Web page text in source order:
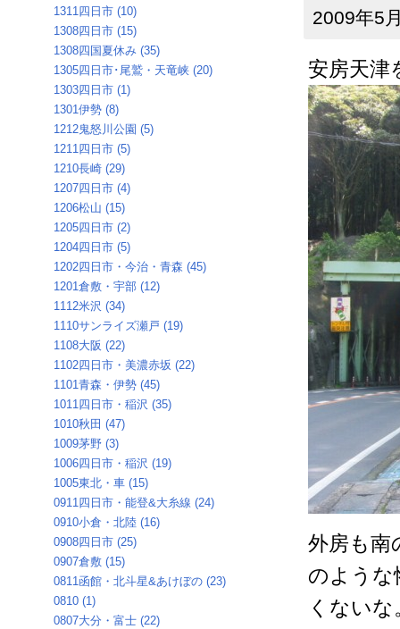
2009年5
安房天津
外房も南
のような
くないな
1311四日市 (10)
1308四日市 (15)
1308四国夏休み (35)
1305四日市･尾鷲・天竜峡 (20)
1303四日市 (1)
1301伊勢 (8)
1212鬼怒川公園 (5)
1211四日市 (5)
1210長崎 (29)
1207四日市 (4)
1206松山 (15)
1205四日市 (2)
1204四日市 (5)
1202四日市・今治・青森 (45)
1201倉敷・宇部 (12)
1112米沢 (34)
1110サンライズ瀬戸 (19)
1108大阪 (22)
1102四日市・美濃赤坂 (22)
1101青森・伊勢 (45)
1011四日市・稲沢 (35)
1010秋田 (47)
1009茅野 (3)
1006四日市・稲沢 (19)
1005東北・車 (15)
0911四日市・能登&大糸線 (24)
0910小倉・北陸 (16)
0908四日市 (25)
0907倉敷 (15)
0811函館・北斗星&あけぼの (23)
0810 (1)
0807大分・富士 (22)